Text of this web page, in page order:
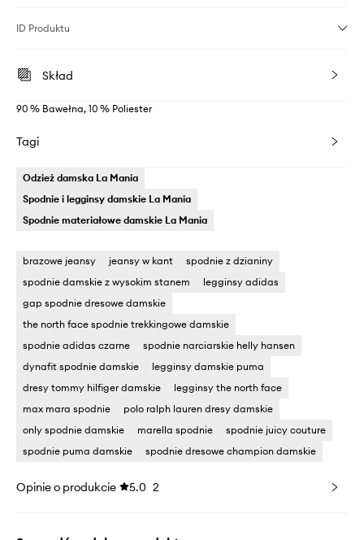
ID Produktu
Skład
90 % Bawełna, 10 % Poliester
Tagi
Odzież damska La Mania
Spodnie i legginsy damskie La Mania
Spodnie materiałowe damskie La Mania
brazowe jeansy jeansy w kant
spodnie z dzianiny
spodnie damskie z wysokim stanem
legginsy adidas
gap spodnie dresowe damskie
the north face spodnie trekkingowe damskie
spodnie adidas czarne
spodnie narciarskie helly hansen
dynafit spodnie damskie
legginsy damskie puma
dresy tommy hilfiger damskie
legginsy the north face
max mara spodnie
polo ralph lauren dresy damskie
only spodnie damskie
marella spodnie
spodnie juicy couture
spodnie puma damskie
spodnie dresowe champion damskie
Opinie o produkcie 5.0 2